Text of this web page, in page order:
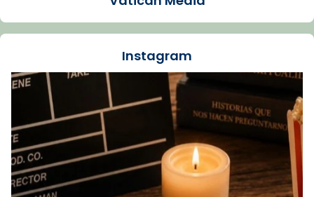
La Carmina va patir depressió. Fa gairebé
dos mesos, a l'Estadi Lluís Companys, la
Recupera l'entrevista comp
Vatican
tican News 👇
www.vaticannews.va/es/iglesia/news/2026-
07/carmina-historia-depresion-papa-viaje-
espana-testimoni...
Foto
Instagram